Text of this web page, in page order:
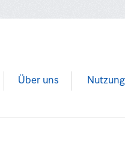
Über uns Nutzung